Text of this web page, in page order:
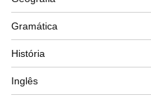
Gramática
História
Inglês